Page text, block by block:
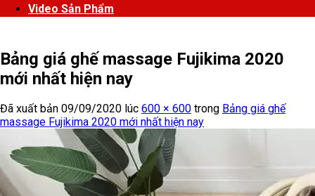
Video Sản Phẩm
Bảng giá ghế massage Fujikima 2020
mới nhất hiện nay
Đã xuất bản 09/09/2020 lúc 600 × 600 trong Bảng giá ghế
massage Fujikima 2020 mới nhất hiện nay